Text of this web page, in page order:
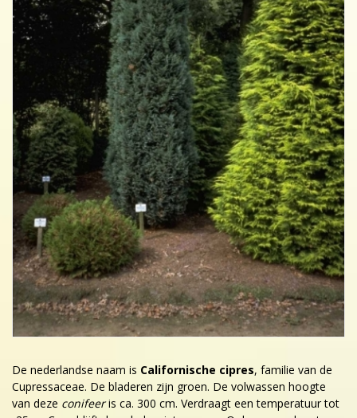
De nederlandse naam is Californische cipres, familie van de
Cupressaceae. De bladeren zijn groen. De volwassen hoogte
van deze conifeeris ca. 300 cm. Verdraagt een temperatuur tot